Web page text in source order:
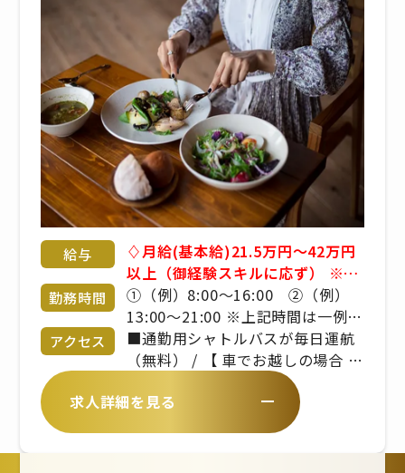
給与
♢月給(基本給)21.5万円～42万円
以上（御経験スキルに応ず） ※残
業手当は別途支給です。 ※詳細は
備考欄をご覧ください。 ■昇給年
1回 ■賞与年2回 ※年齢や経験を
考慮のうえ、当社規定により決定
勤務時間
①（例）8:00～16:00 ②（例）
13:00～21:00 ※上記時間は一例。
実働8時間、休憩1時間の勤務形
態。 ※曜日・日数・時間は変わる
をお願いする場合あり
アクセス
■通勤用シャトルバスが毎日運航
（無料） / 【 車でお越しの場合 】
/ ・淡路IC～約20分）【 バスでお
越しの場合 】 / あわ神あわ姫バ
ス Awaji Nature Lab & Resort
求人詳細を見る